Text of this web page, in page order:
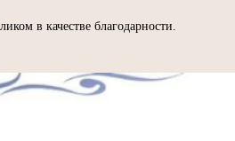
в качестве благодарности.